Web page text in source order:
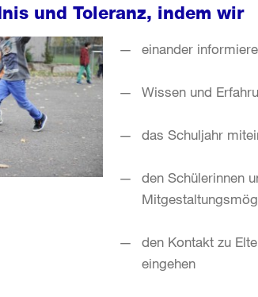
und Toleranz, indem wir
einander
Wissen und
das Schuljahr
den Schülerinnen
den Kontakt zu
eingehen